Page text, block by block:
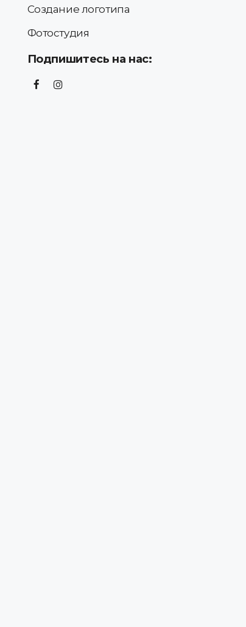
Создание логотипа
Фотостудия
Подпишитесь на нас: